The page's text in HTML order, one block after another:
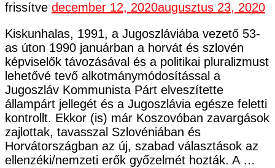
frissítve december 12, 2020augusztus 23, 2020
Kiskunhalas, 1991, a Jugoszláviába vezető 53-
as úton 1990 januárban a horvát és szlovén
képviselők távozásával és a politikai pluralizmust
lehetővé tevő alkotmánymódosítással a
Jugoszláv Kommunista Párt elveszítette
állampárt jellegét és a Jugoszlávia egésze feletti
kontrollt. Ekkor (is) már Koszovóban zavargások
zajlottak, tavasszal Szlovéniában és
Horvátországban az új, szabad választások az
ellenzéki/nemzeti erők győzelmét hozták. A …